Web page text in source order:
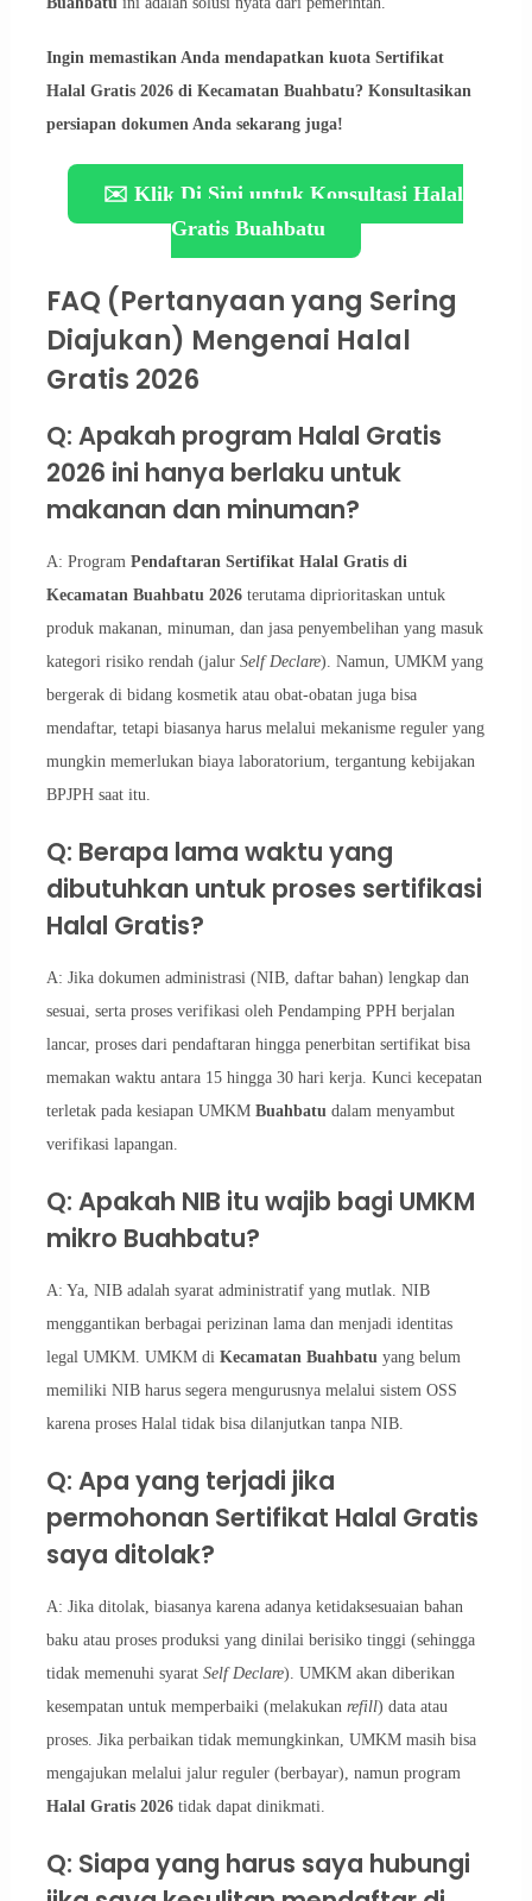
Ingin memastikan Anda mendapatkan kuota Sertifikat
Halal Gratis 2026 di Kecamatan Buahbatu? Konsultasikan
persiapan dokumen Anda sekarang juga!
✉️ Klik Di Sini untuk Konsultasi Halal
Gratis Buahbatu
FAQ (Pertanyaan yang Sering
Diajukan) Mengenai Halal
Gratis 2026
Q: Apakah program Halal Gratis
2026 ini hanya berlaku untuk
makanan dan minuman?
A: Program Pendaftaran Sertifikat Halal Gratis di
Kecamatan Buahbatu 2026terutama diprioritaskan untuk
produk makanan, minuman, dan jasa penyembelihan yang masuk
kategori risiko rendah (jalur Self Declare). Namun, UMKM yang
bergerak di bidang kosmetik atau obat-obatan juga bisa
mendaftar, tetapi biasanya harus melalui mekanisme reguler yang
mungkin memerlukan biaya laboratorium, tergantung kebijakan
BPJPH saat itu.
Q: Berapa lama waktu yang
dibutuhkan untuk proses sertifikasi
Halal Gratis?
A: Jika dokumen administrasi (NIB, daftar bahan) lengkap dan
sesuai, serta proses verifikasi oleh Pendamping PPH berjalan
lancar, proses dari pendaftaran hingga penerbitan sertifikat bisa
memakan waktu antara 15 hingga 30 hari kerja. Kunci kecepatan
terletak pada kesiapan UMKM Buahbatudalam menyambut
verifikasi lapangan.
Q: Apakah NIB itu wajib bagi UMKM
mikro Buahbatu?
A: Ya, NIB adalah syarat administratif yang mutlak. NIB
menggantikan berbagai perizinan lama dan menjadi identitas
legal UMKM. UMKM di Kecamatan Buahbatuyang belum
memiliki NIB harus segera mengurusnya melalui sistem OSS
karena proses Halal tidak bisa dilanjutkan tanpa NIB.
Q: Apa yang terjadi jika
permohonan Sertifikat Halal Gratis
saya ditolak?
A: Jika ditolak, biasanya karena adanya ketidaksesuaian bahan
baku atau proses produksi yang dinilai berisiko tinggi (sehingga
tidak memenuhi syarat Self Declare). UMKM akan diberikan
kesempatan untuk memperbaiki (melakukan refill) data atau
proses. Jika perbaikan tidak memungkinkan, UMKM masih bisa
mengajukan melalui jalur reguler (berbayar), namun program
Halal Gratis 2026tidak dapat dinikmati.
Q: Siapa yang harus saya hubungi